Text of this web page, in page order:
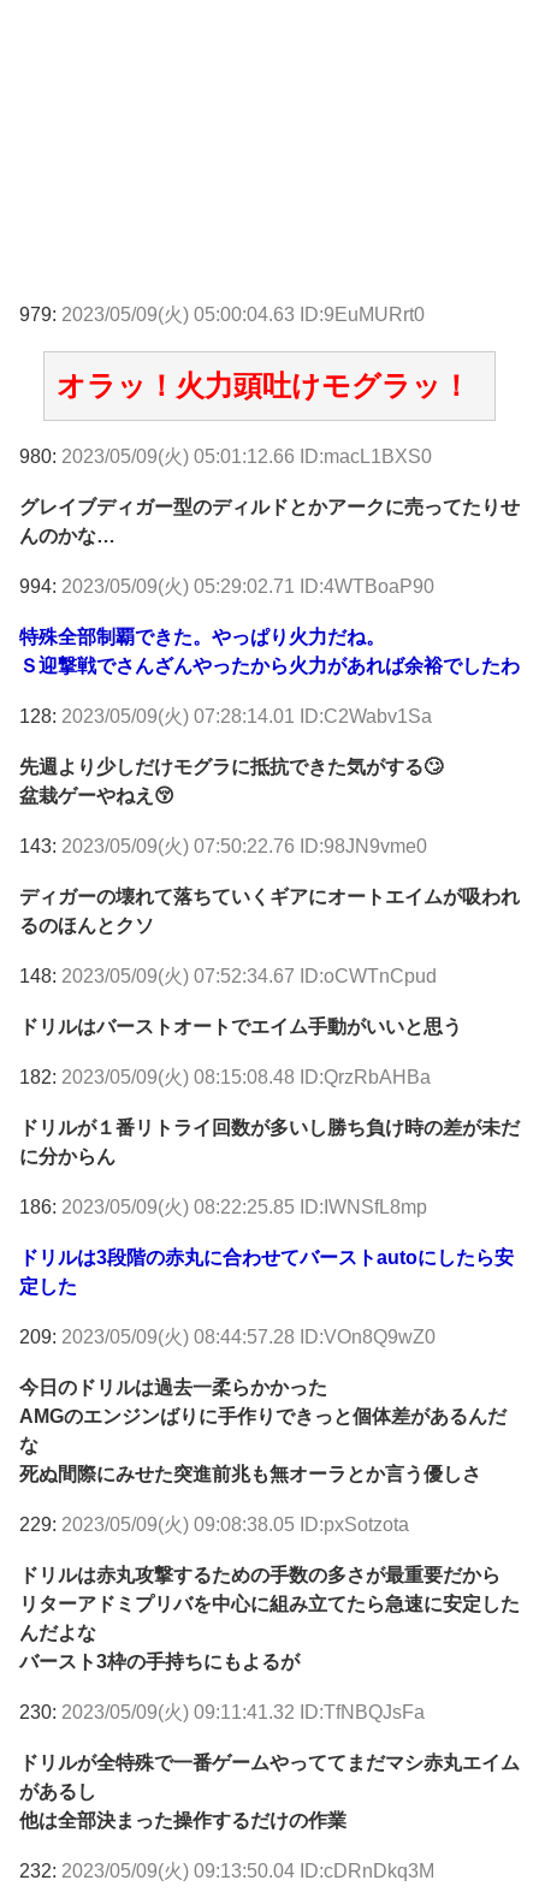
979: 2023/05/09(火) 05:00:04.63 ID:9EuMURrt0
オラッ！火力頭吐けモグラッ！
980: 2023/05/09(火) 05:01:12.66 ID:macL1BXS0
グレイブディガー型のディルドとかアークに売ってたりせ
んのかな…
994: 2023/05/09(火) 05:29:02.71 ID:4WTBoaP90
特殊全部制覇できた。やっぱり火力だね。
Ｓ迎撃戦でさんざんやったから火力があれば余裕でしたわ
128: 2023/05/09(火) 07:28:14.01 ID:C2Wabv1Sa
先週より少しだけモグラに抵抗できた気がする🙄
盆栽ゲーやねえ😚
143: 2023/05/09(火) 07:50:22.76 ID:98JN9vme0
ディガーの壊れて落ちていくギアにオートエイムが吸われ
るのほんとクソ
148: 2023/05/09(火) 07:52:34.67 ID:oCWTnCpud
ドリルはバーストオートでエイム手動がいいと思う
182: 2023/05/09(火) 08:15:08.48 ID:QrzRbAHBa
ドリルが１番リトライ回数が多いし勝ち負け時の差が未だ
に分からん
186: 2023/05/09(火) 08:22:25.85 ID:IWNSfL8mp
ドリルは3段階の赤丸に合わせてバーストautoにしたら安
定した
209: 2023/05/09(火) 08:44:57.28 ID:VOn8Q9wZ0
今日のドリルは過去一柔らかかった
AMGのエンジンばりに手作りできっと個体差があるんだ
な
死ぬ間際にみせた突進前兆も無オーラとか言う優しさ
229: 2023/05/09(火) 09:08:38.05 ID:pxSotzota
ドリルは赤丸攻撃するための手数の多さが最重要だから
リターアドミプリバを中心に組み立てたら急速に安定した
んだよな
バースト3枠の手持ちにもよるが
230: 2023/05/09(火) 09:11:41.32 ID:TfNBQJsFa
ドリルが全特殊で一番ゲームやっててまだマシ赤丸エイム
があるし
他は全部決まった操作するだけの作業
232: 2023/05/09(火) 09:13:50.04 ID:cDRnDkq3M